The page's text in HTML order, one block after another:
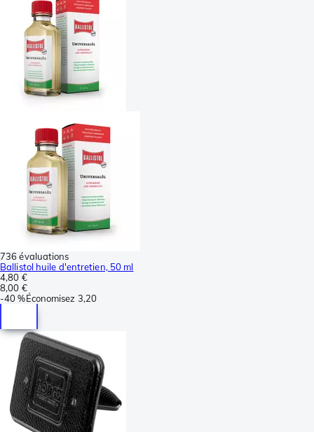
736 évaluations
Ballistol huile d'entretien, 50 ml
4,80 €
8,00 €
-40 %Économisez 3,20